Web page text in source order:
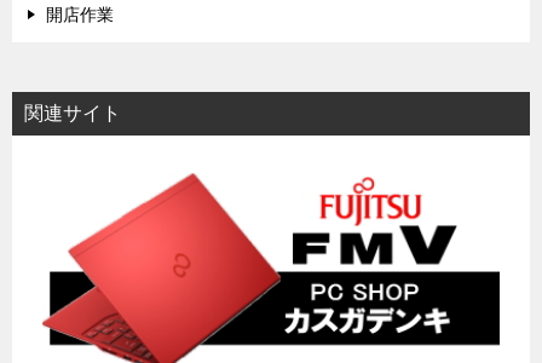
開店作業
関連サイト